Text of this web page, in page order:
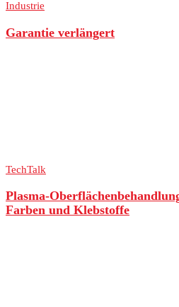
Industrie
Garantie verlängert
TechTalk
Plasma-
Farben und Klebstoffe